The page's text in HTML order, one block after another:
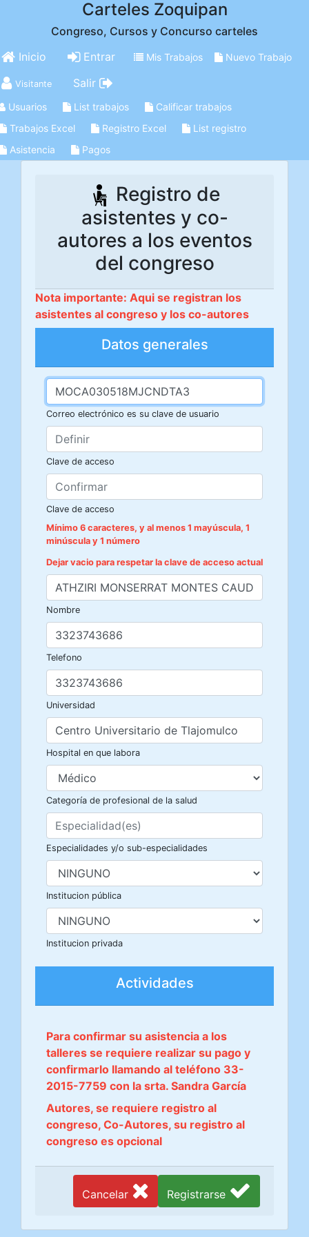
Carteles Zoquipan
Congreso, Cursos y Concurso carteles
Inicio
Entrar Mis Trabajos Nuevo Trabajo
Visitante Salir
Usuarios List trabajos
Calificar trabajos
Trabajos Excel
Registro Excel
List registro
Asistencia
Pagos
Registro de
asistentes y co-
autores a los eventos
del congreso
Nota importante: Aqui se registran los
asistentes al congreso y los co-autores
Datos generales
Correo electrónico es su clave de usuario
Clave de acceso
Clave de acceso
Mínimo 6 caracteres, y al menos 1 mayúscula, 1
minúscula y 1 número
Dejar vacio para respetar la clave de acceso actual
Nombre
Telefono
Universidad
Hospital en que labora
Categoría de profesional de la salud
Especialidades y/o sub-especialidades
Institucion pública
Institucion privada
Actividades
Para confirmar su asistencia a los
talleres se requiere realizar su pago y
confirmarlo llamando al teléfono 33-
2015-7759 con la srta. Sandra García
Autores, se requiere registro al
congreso, Co-Autores, su registro al
congreso es opcional
Registrarse
Cancelar